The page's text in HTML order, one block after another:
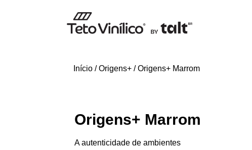
Início/Origens+/ Origens+ Marrom
Origens+ Marrom
A autenticidade de ambientes